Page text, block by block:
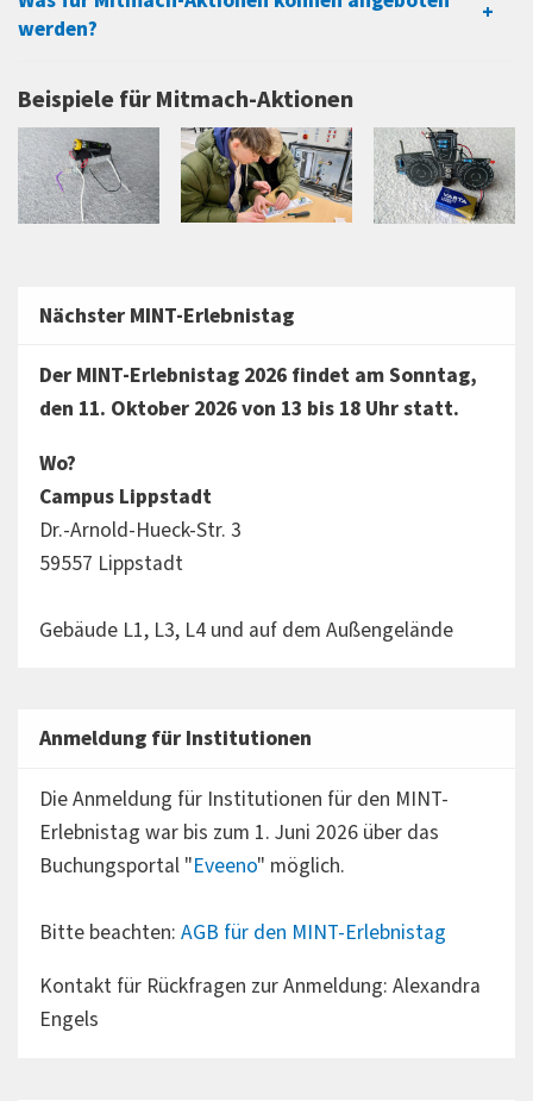
werden?
Beispiele für Mitmach-Aktionen
Nächster MINT-Erlebnistag
Der MINT-Erlebnistag 2026 findet am Sonntag,
den 11. Oktober 2026 von 13 bis 18 Uhr statt.
Wo?
Campus Lippstadt
Dr.-Arnold-Hueck-Str. 3
59557 Lippstadt
Gebäude L1, L3, L4 und auf dem Außengelände
Anmeldung für Institutionen
Die Anmeldung für Institutionen für den MINT-
Erlebnistag war bis zum 1. Juni 2026 über das
Buchungsportal "Eveeno" möglich.
Bitte beachten: AGB für den MINT-Erlebnistag
Kontakt für Rückfragen zur Anmeldung: Alexandra
Engels